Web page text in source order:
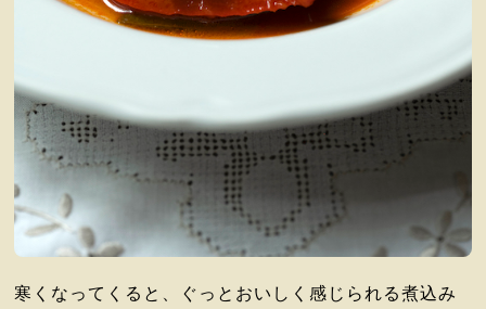
寒くなってくると、ぐっとおいしく感じられる煮込み